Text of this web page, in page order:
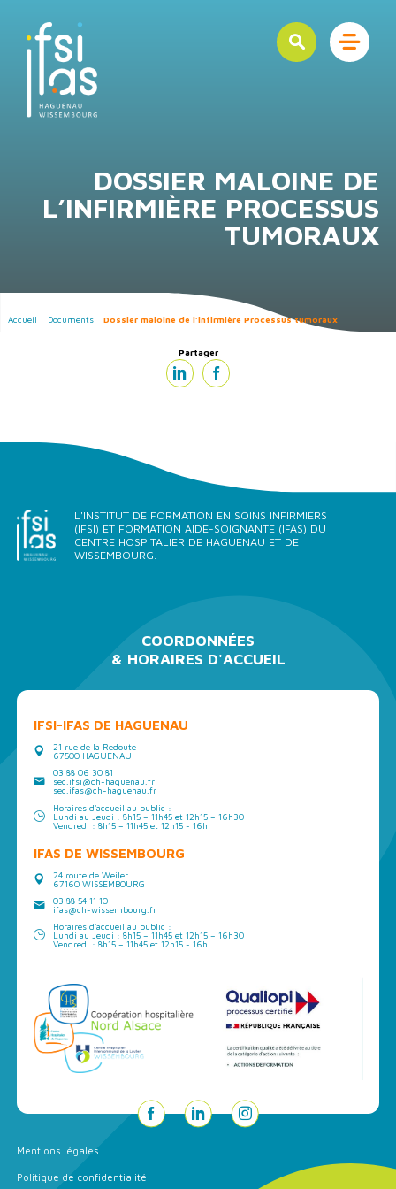
DOSSIER MALOINE DE
L’INFIRMIÈRE PROCESSUS
TUMORAUX
Accueil Documents Dossier maloine de l’infirmière Processus tumoraux
Partager
L'INSTITUT DE FORMATION EN SOINS INFIRMIERS
(IFSI) ET FORMATION AIDE-SOIGNANTE (IFAS) DU
CENTRE HOSPITALIER DE HAGUENAU ET DE
WISSEMBOURG.
COORDONNÉES
& HORAIRES D'ACCUEIL
IFSI-IFAS DE HAGUENAU
21 rue de la Redoute
67500 HAGUENAU
03 88 06 30 81
sec.ifsi@ch-haguenau.fr
sec.ifas@ch-haguenau.fr
Horaires d'accueil au public :
Lundi au Jeudi : 8h15 – 11h45 et 12h15 – 16h30
Vendredi : 8h15 – 11h45 et 12h15 - 16h
IFAS DE WISSEMBOURG
24 route de Weiler
67160 WISSEMBOURG
03 88 54 11 10
ifas@ch-wissembourg.fr
Horaires d'accueil au public :
Lundi au Jeudi : 8h15 – 11h45 et 12h15 – 16h30
Vendredi : 8h15 – 11h45 et 12h15 - 16h
Mentions légales
Politique de confidentialité